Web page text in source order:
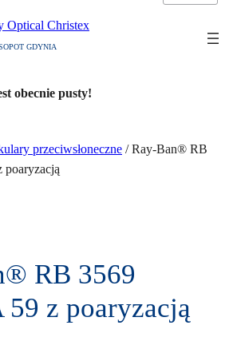
GDYNIA
obecnie pusty!
przeciwsłoneczne / Ray-Ban® RB
poaryzacją
RB 3569
59 z poaryzacją